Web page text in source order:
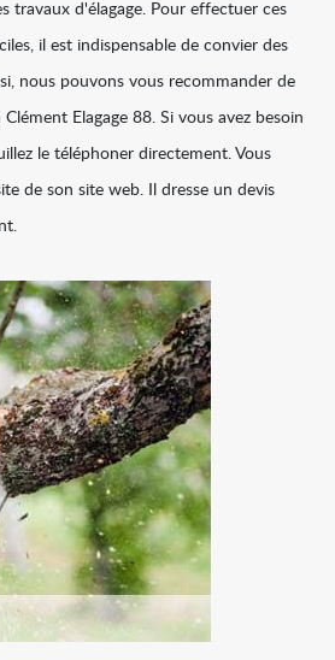
travaux d'élagage. Pour effectuer ces
il est indispensable de convier des
nous pouvons vous recommander de
Elagage 88. Si vous avez besoin
le téléphoner directement. Vous
de son site web. Il dresse un devis